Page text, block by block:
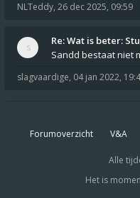
NLTeddy, 26 dec 2025, 09:59
Re: Wat is beter:
Sandd bestaat niet
slagvaardige, 04 jan 2022,
Forumoverzicht V&A
Alle
Het is